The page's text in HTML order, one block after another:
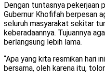
Dengan tuntasnya pekerjaan
Gubernur Khofifah berpesan
seluruh masyarakat sekitar
keberadaannya. Tujuannya
berlangsung lebih lama.
“Apa yang kita resmikan hari
bersama, oleh karena itu,